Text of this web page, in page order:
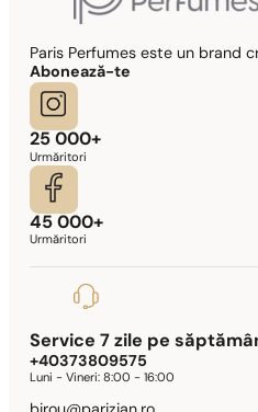
Paris Perfumes este un brand
Abonează-te
25 000+
Urmăritori
45 000+
Urmăritori
Service 7 zile pe
+40373809575
Luni - Vineri:8:00 - 16:00